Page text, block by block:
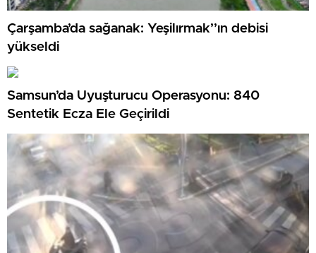
Çarşamba’da sağanak: Yeşilırmak’’ın debisi
yükseldi
Samsun’da Uyuşturucu Operasyonu: 840
Sentetik Ecza Ele Geçirildi